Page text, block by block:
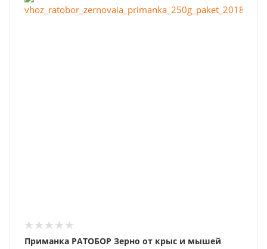
Приманка РАТОБОР Зерно от крыс и мышей